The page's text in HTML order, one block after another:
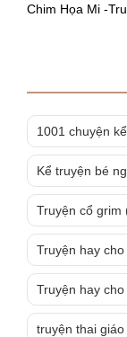
Chim Họa Mi -
1001 chuyện
Kể truyện bé
Truyện cổ grim
Truyện hay cho
Truyện hay
truyện thai giáo